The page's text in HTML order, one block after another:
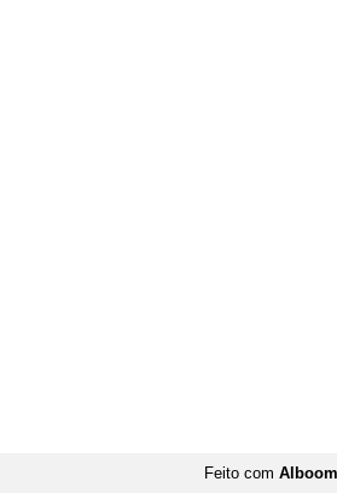
Feito com Alboom